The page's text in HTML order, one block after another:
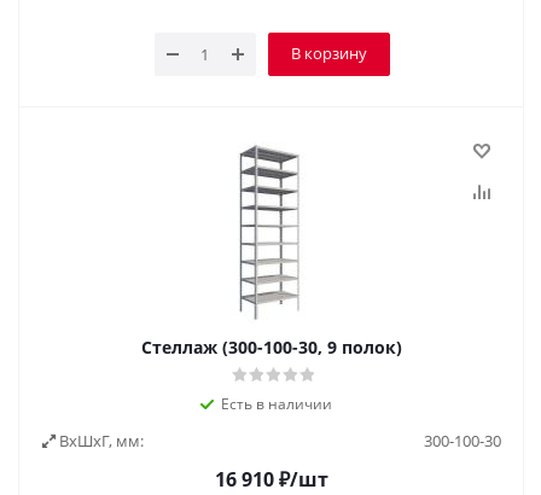
В корзину
Стеллаж (300-100-30, 9 полок)
Есть в наличии
ВxШxГ, мм: 300-100-30
16 910₽/шт